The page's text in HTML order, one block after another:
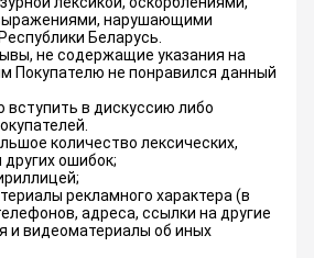
нарушающими
Беларусь.
не содержащие указания на
Покупателю не понравился данный
в дискуссию либо
количество лексических,
ошибок;
рекламного характера (в
адреса, ссылки на другие
и видеоматериалы об иных